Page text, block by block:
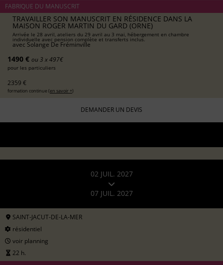
FABRIQUE DU MANUSCRIT
TRAVAILLER SON MANUSCRIT EN RÉSIDENCE DANS LA
MAISON ROGER MARTIN DU GARD (ORNE)
Arrivée le 28 avril, ateliers du 29 avril au 3 mai, hébergement en chambre
individuelle avec pension complète et transferts inclus.
avec Solange De Fréminville
1490 € ou 3 x 497€
pour les particuliers
2359 €
formation continue (en savoir +)
DEMANDER UN DEVIS
02 JUIL. 2027
07 JUIL. 2027
SAINT-JACUT-DE-LA-MER
résidentiel
voir planning
22 h.